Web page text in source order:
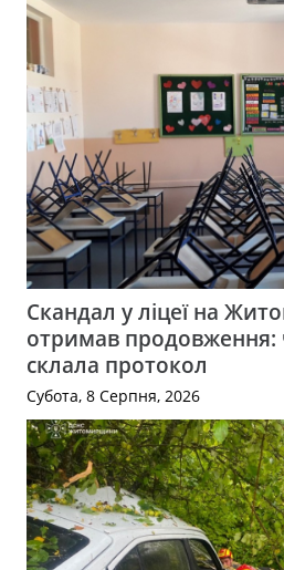
Скандал у ліцеї на
отримав продовження:
склала протокол
Субота, 8 Серпня, 2026